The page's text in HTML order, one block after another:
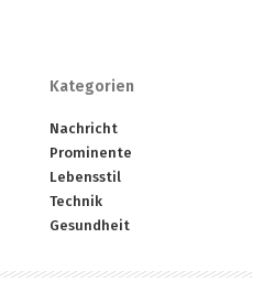
Kategorien
Nachricht
Prominente
Lebensstil
Technik
Gesundheit